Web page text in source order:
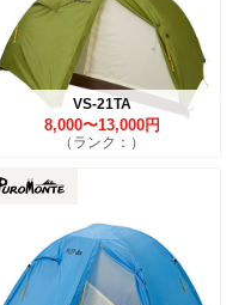
VS-21TA
8,000〜13,000円
（ランク：）